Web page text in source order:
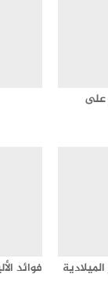
على
فوائد